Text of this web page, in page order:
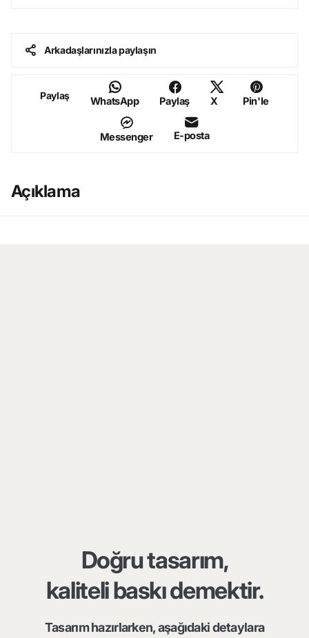
Arkadaşlarınızla paylaşın
Paylaş WhatsApp Paylaş X Pin'le
Messenger E-posta
Açıklama
Doğru tasarım,
kaliteli baskı demektir.
Tasarım hazırlarken, aşağıdaki detaylara